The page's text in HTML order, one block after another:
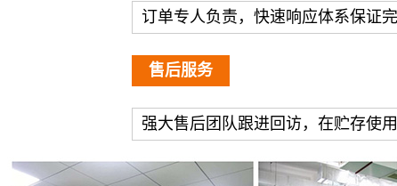
订单专人负责，快速响应体系保证
售后服务
强大售后团队跟进回访，在贮存使